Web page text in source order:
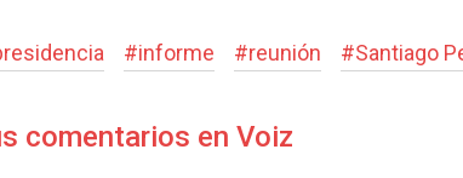
#informe #reunión #Santiago
comentarios en Voiz